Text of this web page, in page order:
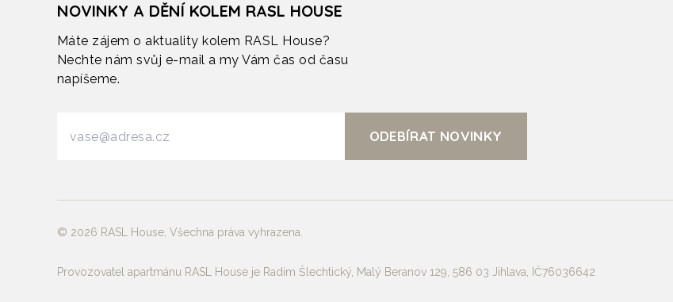
NOVINKY A DĚNÍ KOLEM RASL HOUSE
Máte zájem o aktuality kolem RASL House?
Nechte nám svůj e-mail a my Vám čas od času
napíšeme.
© 2026 RASL House, Všechna práva vyhrazena.
Provozovatel apartmánu RASL House je Radim Šlechtický, Malý Beranov 129, 586 03 Jihlava, IČ76036642